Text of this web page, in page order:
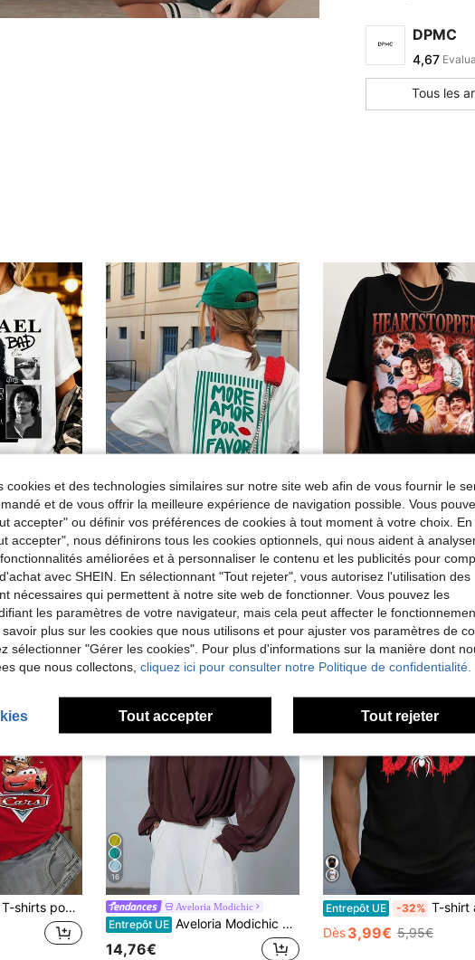
DPMC
4,67
Tous les
MJJ noir blanc avec veste noire à boucles, collage live presse et écriture graffiti BAD, merch King Of Pop
6
Entrepôt UE T-shirt décontracté à manches courtes et col rond pour femmes - motif imprimé, tissu doux et confortable, lavable en machine, Top d'été blanc
#7 BEST-SELLERS
Dès6,92€ 6,93€
Entrepôt UE T-shirt rétro inspiré de la série télévisée Heartstopper, t-shirts tendance imprimés rétro pour
15,20€ 16,00€
pour femmes
16
Aveloria Modichic
Entrepôt UE Aveloria Modichic Blouse élégante et sexy pour femme, col montant, bordeaux et marron chocolat, top en mousseline transparente pour l'automne, bureau, dîner et sortie nocturne, avec patte de boutonnage croisée et manches bouffantes
14,76€
Entrepôt UE -32% T-shirt à imprimé araignée et toile d'araignée, en tissu micro-élastique
Dès3,99€ 5,95€
cookies et des technologies similaires sur notre site web afin de vous fournir le
et de vous offrir la meilleure expérience de navigation possible. Vous
accepter" ou définir vos préférences de cookies à tout moment à votre choix. En
accepter", nous définirons tous les cookies optionnels, qui nous aident à
améliorées et à personnaliser le contenu et les publicités pour
avec SHEIN. En sélectionnant "Tout rejeter", vous autorisez l'utilisation des
nécessaires qui permettent à notre site web de fonctionner. Vous pouvez les
les paramètres de votre navigateur, mais cela peut affecter le
plus sur les cookies que nous utilisons et pour ajuster vos paramètres de
sélectionner "Gérer les cookies". Pour plus d'informations sur la manière dont
que nous collectons, cliquez ici pour consulter notre Politique de confidentialité.
Tout accepter Tout rejeter